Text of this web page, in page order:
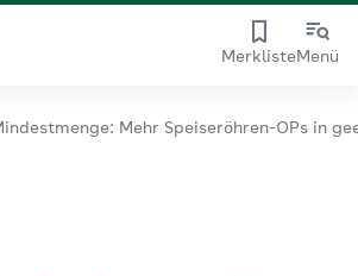
MerklisteMenü
Mehr Speiseröhren-OPs in